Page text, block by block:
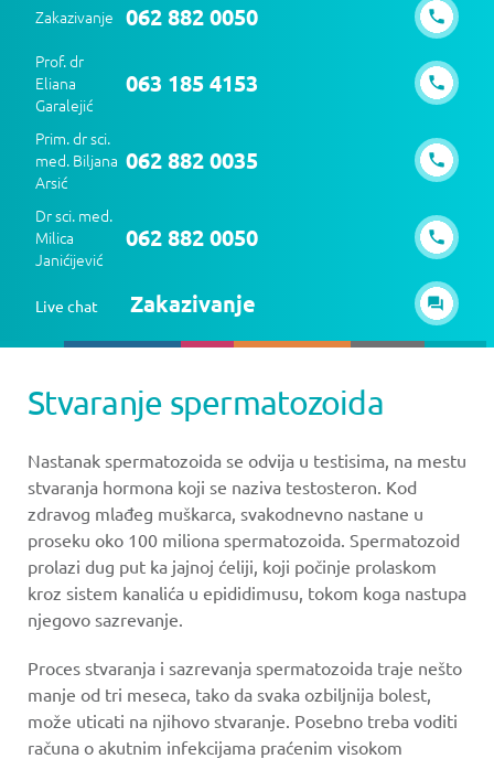
Zakazivanje 062 882 0050
Prof. dr
Eliana
Garalejić
063 185 4153
Prim. dr sci.
med. Biljana
Arsić
062 882 0035
Dr sci. med.
Milica
Janićijević
062 882 0050
Live chat Zakazivanje
Stvaranje spermatozoida
Nastanak spermatozoida se odvija u testisima, na mestu
stvaranja hormona koji se naziva testosteron. Kod
zdravog mlađeg muškarca, svakodnevno nastane u
proseku oko 100 miliona spermatozoida. Spermatozoid
prolazi dug put ka jajnoj ćeliji, koji počinje prolaskom
kroz sistem kanalića u epididimusu, tokom koga nastupa
njegovo sazrevanje.
Proces stvaranja i sazrevanja spermatozoida traje nešto
manje od tri meseca, tako da svaka ozbiljnija bolest,
može uticati na njihovo stvaranje. Posebno treba voditi
računa o akutnim infekcijama praćenim visokom